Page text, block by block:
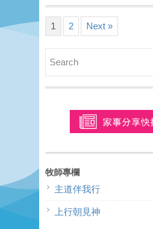
1 2 Next »
牧師專欄
主道伴我行
上行朝見神